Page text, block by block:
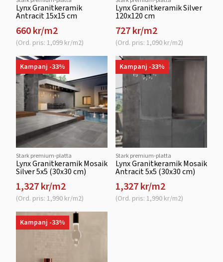
Lynx Granitkeramik
Antracit 15x15 cm
660 kr/m2
(Ord. pris: 1,099 kr/m2)
Lynx Granitkeramik Silver
120x120 cm
727 kr/m2
(Ord. pris: 1,090 kr/m2)
Kampanj -33%
Stark premium-platta
Lynx Granitkeramik Mosaik
Silver 5x5 (30x30 cm)
1,327 kr/m2
(Ord. pris: 1,990 kr/m2)
Kampanj -33%
Stark premium-platta
Lynx Granitkeramik Mosaik
Antracit 5x5 (30x30 cm)
1,327 kr/m2
(Ord. pris: 1,990 kr/m2)
Kampanj -33%